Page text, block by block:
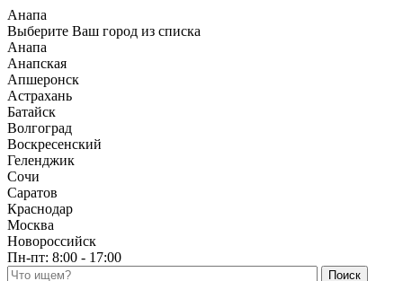
Анапа
Выберите Ваш город из списка
Анапа
Анапская
Апшеронск
Астрахань
Батайск
Волгоград
Воскресенский
Геленджик
Сочи
Саратов
Краснодар
Москва
Новороссийск
Пн-пт: 8:00 - 17:00
Поиск по каталогу